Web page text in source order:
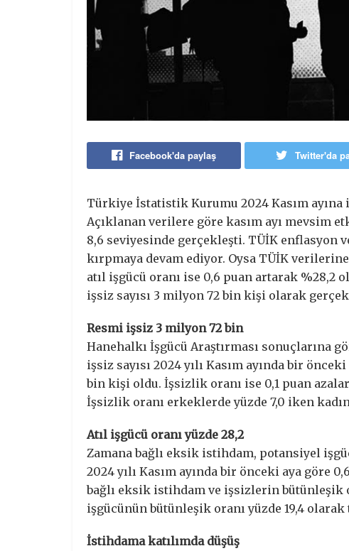
Facebook'da paylaş Twitter'da
Türkiye İstatistik Kurumu 2024 Kasım
Açıklanan verilere göre kasım ayı mevsim
8,6 seviyesinde gerçekleşti. TÜİK
kırpmaya devam ediyor. Oysa TÜİK
atıl işgücü oranı ise 0,6 puan artarak %28,2
işsiz sayısı 3 milyon 72 bin kişi olarak
Resmi işsiz 3 milyon 72 bin
Hanehalkı İşgücü Araştırması sonuçlarına
işsiz sayısı 2024 yılı Kasım ayında bir
bin kişi oldu. İşsizlik oranı ise 0,1 puan
İşsizlik oranı erkeklerde yüzde 7,0 iken
Atıl işgücü oranı yüzde 28,2
Zamana bağlı eksik istihdam, potansiyel
2024 yılı Kasım ayında bir önceki aya göre
bağlı eksik istihdam ve işsizlerin bütünleşik
işgücünün bütünleşik oranı yüzde 19,4
İstihdama katılımda düşüş